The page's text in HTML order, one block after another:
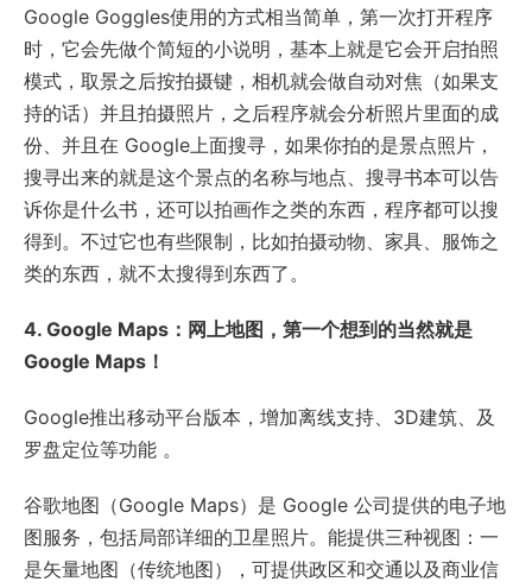
Google Goggles使用的方式相当简单，第一次打开程序
时，它会先做个简短的小说明，基本上就是它会开启拍照
模式，取景之后按拍摄键，相机就会做自动对焦（如果支
持的话）并且拍摄照片，之后程序就会分析照片里面的成
份、并且在 Google上面搜寻，如果你拍的是景点照片，
搜寻出来的就是这个景点的名称与地点、搜寻书本可以告
诉你是什么书，还可以拍画作之类的东西，程序都可以搜
得到。不过它也有些限制，比如拍摄动物、家具、服饰之
类的东西，就不太搜得到东西了。
4. Google Maps：网上地图，第一个想到的当然就是
Google Maps！
Google推出移动平台版本，增加离线支持、3D建筑、及
罗盘定位等功能 。
谷歌地图（Google Maps）是 Google 公司提供的电子地
图服务，包括局部详细的卫星照片。能提供三种视图：一
是矢量地图（传统地图），可提供政区和交通以及商业信